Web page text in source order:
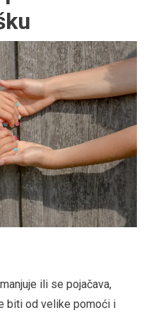
ili se pojačava,
biti od velike pomoći i